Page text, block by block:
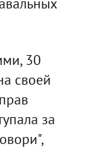
30
своей
за